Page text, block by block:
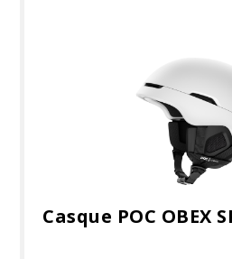
Casque POC OBEX